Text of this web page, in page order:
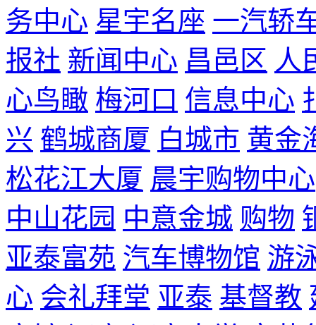
务中心 星宇名座 一汽轿
报社 新闻中心 昌邑区 人
心鸟瞰 梅河口 信息中心
兴 鹤城商厦 白城市 黄金
松花江大厦 晨宇购物中心
中山花园 中意金城 购物
亚泰富苑 汽车博物馆 游
心 会礼拜堂 亚泰 基督教